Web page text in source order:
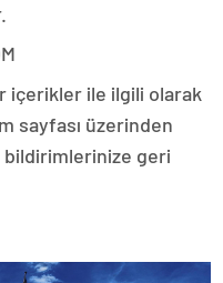
içerikler ile ilgili olarak
sayfası üzerinden
bildirimlerinize geri